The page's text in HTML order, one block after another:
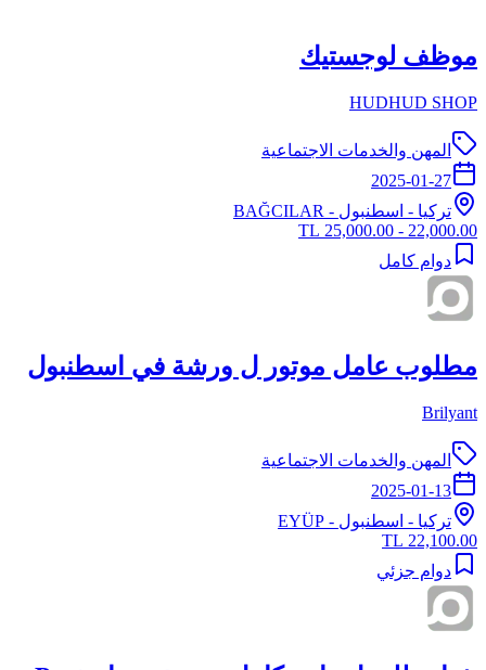
موظف لوجستيك
HUDHUD SHOP
المهن والخدمات الاجتماعية
2025-01-27
تركيا - اسطنبول - BAĞCILAR
22,000.00 - 25,000.00 TL
دوام كامل
مطلوب عامل موتور ل ورشة في اسطنبول
Brilyant
المهن والخدمات الاجتماعية
2025-01-13
تركيا - اسطنبول - EYÜP
22,100.00 TL
دوام جزئي